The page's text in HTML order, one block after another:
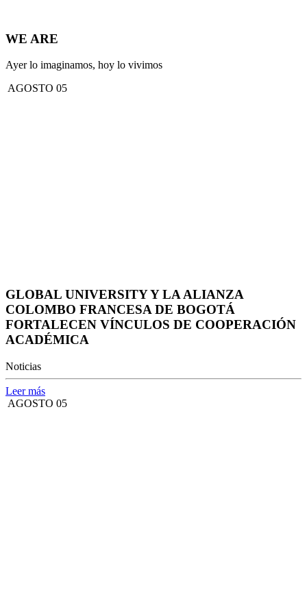
WE ARE
Ayer lo imaginamos, hoy lo vivimos
AGOSTO 05
GLOBAL UNIVERSITY Y LA ALIANZA
COLOMBO FRANCESA DE BOGOTÁ
FORTALECEN VÍNCULOS DE COOPERACIÓN
ACADÉMICA
Noticias
Leer más
AGOSTO 05